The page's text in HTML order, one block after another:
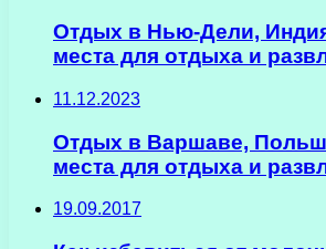
Отдых в Нью-Дели,
места для отдыха и
11.12.2023
Отдых в Варшаве,
места для отдыха и
19.09.2017